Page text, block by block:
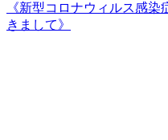
《新型コロナウィルス感
きまして》